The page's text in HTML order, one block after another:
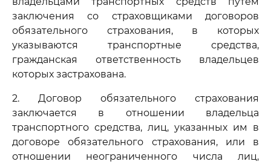
заключения со страховщиками договоров
обязательного страхования, в которых
указываются транспортные средства,
гражданская ответственность владельцев
которых застрахована.
2. Договор обязательного страхования
заключается в отношении владельца
транспортного средства, лиц, указанных им в
договоре обязательного страхования, или в
отношении неограниченного числа лиц,